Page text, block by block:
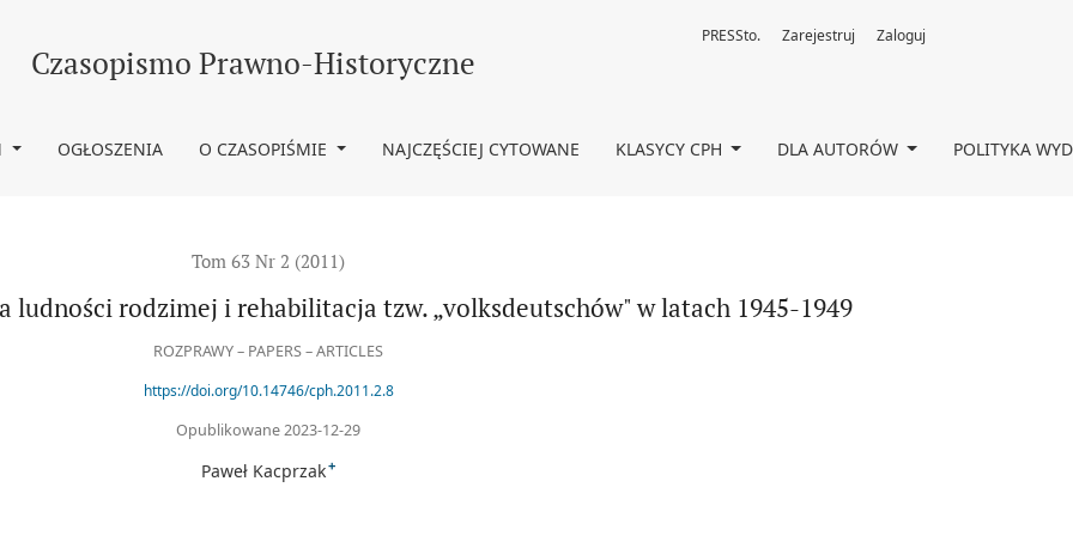
tzw. „volksdeutschów&quot; w latach 1945-1949
Czasopismo Prawno-Historyczne
OGŁOSZENIA O CZASOPIŚMIE NAJCZĘŚCIEJ CYTOWANE KLASYCY CPH DLA AUTORÓW POLITYKA
PRESSto. Zarejestruj Zaloguj
Tom 63 Nr 2 (2011)
ludności rodzimej i rehabilitacja tzw. „volksdeutschów" w latach 1945-1949
ROZPRAWY – PAPERS – ARTICLES
https://doi.org/10.14746/cph.2011.2.8
Opublikowane 2023-12-29
Paweł Kacprzak+